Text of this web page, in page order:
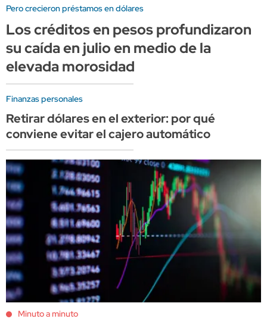
Pero crecieron préstamos en dólares
Los créditos en pesos profundizaron
su caída en julio en medio de la
elevada morosidad
Finanzas personales
Retirar dólares en el exterior: por qué
conviene evitar el cajero automático
Minuto a minuto